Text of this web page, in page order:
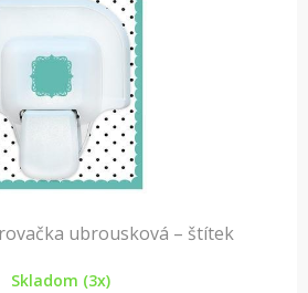
ubrousková – štítek
Skladom (3x)